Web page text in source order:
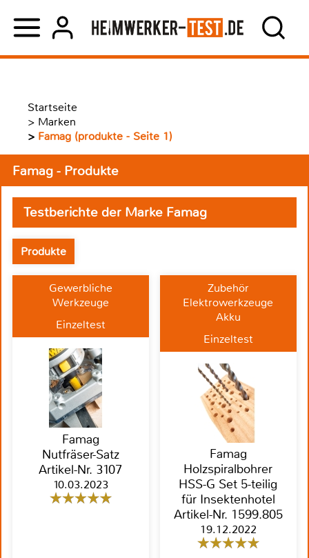
Startseite
> Marken
> Famag (produkte - Seite 1)
Famag - Produkte
Testberichte der Marke Famag
Produkte
Gewerbliche
Werkzeuge
Einzeltest
Famag
Nutfräser-Satz
Artikel-Nr. 3107
10.03.2023
Zubehör
Elektrowerkzeuge
Akku
Einzeltest
Famag
Holzspiralbohrer
HSS-G Set 5-teilig
für Insektenhotel
Artikel-Nr. 1599.805
19.12.2022